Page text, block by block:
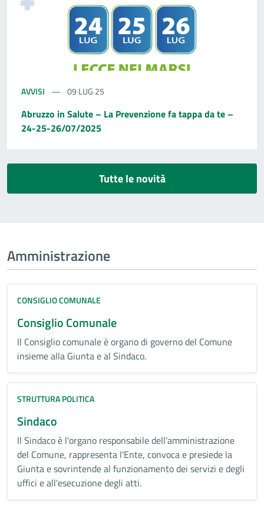
AVVISI 09 LUG 25
Abruzzo in Salute – La Prevenzione fa tappa da te –
24-25-26/07/2025
Tutte le novità
Amministrazione
CONSIGLIO COMUNALE
Consiglio Comunale
Il Consiglio comunale è organo di governo del Comune
insieme alla Giunta e al Sindaco.
STRUTTURA POLITICA
Sindaco
Il Sindaco è l'organo responsabile dell'amministrazione
del Comune, rappresenta l'Ente, convoca e presiede la
Giunta e sovrintende al funzionamento dei servizi e degli
uffici e all'esecuzione degli atti.